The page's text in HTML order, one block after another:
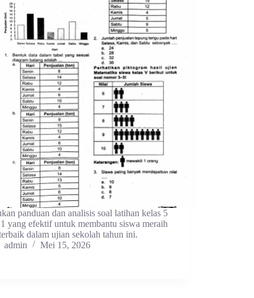
panduan dan analisis soal latihan kelas 5
yang efektif untuk membantu siswa meraih
dalam ujian sekolah tahun ini.
admin
Mei 15, 2026